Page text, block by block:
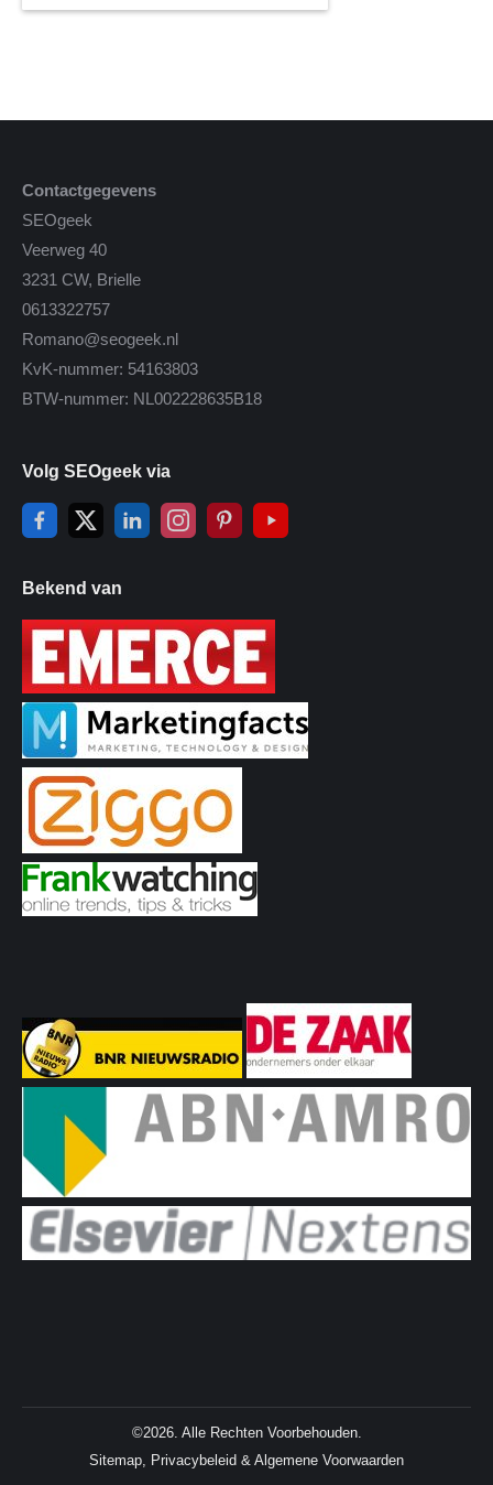
Contactgegevens
SEOgeek
Veerweg 40
3231 CW, Brielle
0613322757
Romano@seogeek.nl
KvK-nummer: 54163803
BTW-nummer: NL002228635B18
Volg SEOgeek via
Bekend van
©2026. Alle Rechten Voorbehouden.
Sitemap, Privacybeleid & Algemene Voorwaarden